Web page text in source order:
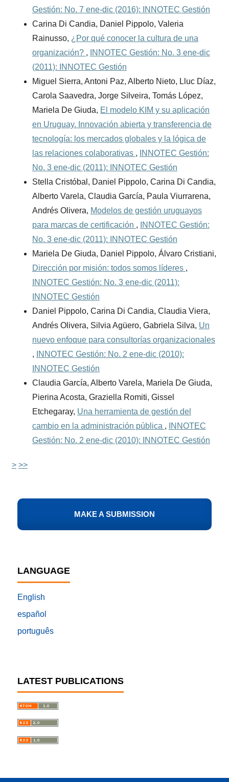
Gestión: No. 7 ene-dic (2016): INNOTEC Gestión
Carina Di Candia, Daniel Pippolo, Valeria
Rainusso, ¿Por qué conocer la cultura de una
organización? ,
INNOTEC Gestión: No. 3 ene-dic
(2011): INNOTEC Gestión
Miguel Sierra, Antoni Paz, Alberto Nieto, Lluc Díaz,
Carola Saavedra, Jorge Silveira, Tomás López,
Mariela De Giuda, El modelo KIM y su aplicación
en Uruguay. Innovación abierta y transferencia de
tecnología: los mercados globales y la lógica de
las relaciones colaborativas ,
INNOTEC Gestión:
No. 3 ene-dic (2011): INNOTEC Gestión
Stella Cristóbal, Daniel Pippolo, Carina Di Candia,
Alberto Varela, Claudia García, Paula Viurrarena,
Andrés Olivera, Modelos de gestión uruguayos
para marcas de certificación ,
INNOTEC Gestión:
No. 3 ene-dic (2011): INNOTEC Gestión
Mariela De Giuda, Daniel Pippolo, Álvaro Cristiani,
Dirección por misión: todos somos líderes ,
INNOTEC Gestión: No. 3 ene-dic (2011):
INNOTEC Gestión
Daniel Pippolo, Carina Di Candia, Claudia Viera,
Andrés Olivera, Silvia Agüero, Gabriela Silva, Un
nuevo enfoque para consultorías organizacionales
,
INNOTEC Gestión: No. 2 ene-dic (2010):
INNOTEC Gestión
Claudia García, Alberto Varela, Mariela De Giuda,
Pierina Acosta, Graziella Romiti, Gissel
Etchegaray, Una herramienta de gestión del
cambio en la administración pública ,
INNOTEC
Gestión: No. 2 ene-dic (2010): INNOTEC Gestión
> >>
LANGUAGE
English
español
português
LATEST PUBLICATIONS
MAKE A SUBMISSION